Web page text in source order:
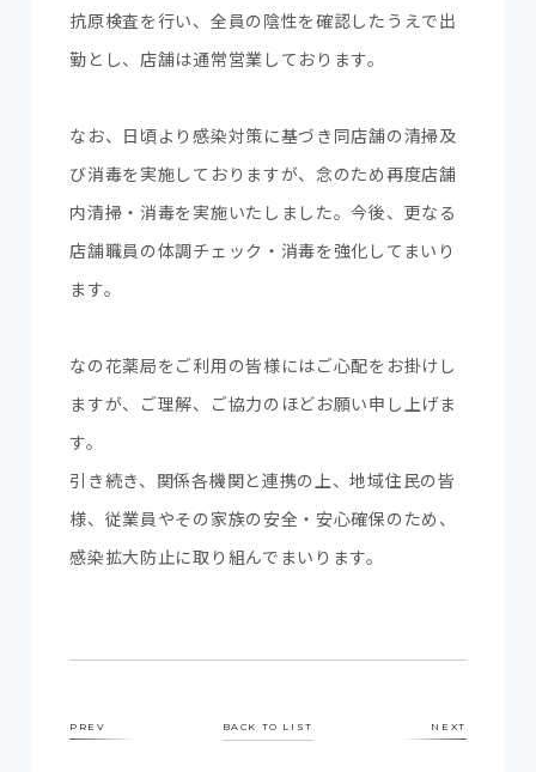
抗原検査を行い、全員の陰性を確認したうえで出
勤とし、店舗は通常営業しております。
なお、日頃より感染対策に基づき同店舗の清掃及
び消毒を実施しておりますが、念のため再度店舗
内清掃・消毒を実施いたしました。今後、更なる
店舗職員の体調チェック・消毒を強化してまいり
ます。
なの花薬局をご利用の皆様にはご心配をお掛けし
ますが、ご理解、ご協力のほどお願い申し上げま
す。
引き続き、関係各機関と連携の上、地域住民の皆
様、従業員やその家族の安全・安心確保のため、
感染拡大防止に取り組んでまいります。
PREV BACK TO LIST NEXT